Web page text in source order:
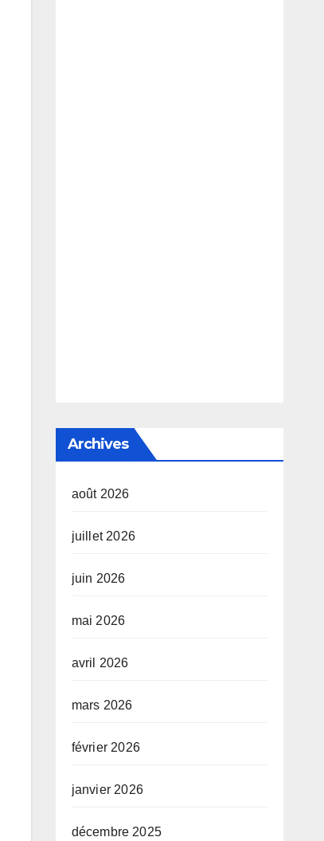
Archives
août 2026
juillet 2026
juin 2026
mai 2026
avril 2026
mars 2026
février 2026
janvier 2026
décembre 2025